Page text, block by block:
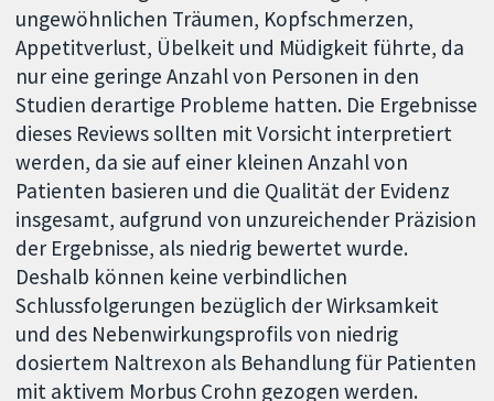
ungewöhnlichen Träumen, Kopfschmerzen,
Appetitverlust, Übelkeit und Müdigkeit führte, da
nur eine geringe Anzahl von Personen in den
Studien derartige Probleme hatten. Die Ergebnisse
dieses Reviews sollten mit Vorsicht interpretiert
werden, da sie auf einer kleinen Anzahl von
Patienten basieren und die Qualität der Evidenz
insgesamt, aufgrund von unzureichender Präzision
der Ergebnisse, als niedrig bewertet wurde.
Deshalb können keine verbindlichen
Schlussfolgerungen bezüglich der Wirksamkeit
und des Nebenwirkungsprofils von niedrig
dosiertem Naltrexon als Behandlung für Patienten
mit aktivem Morbus Crohn gezogen werden.